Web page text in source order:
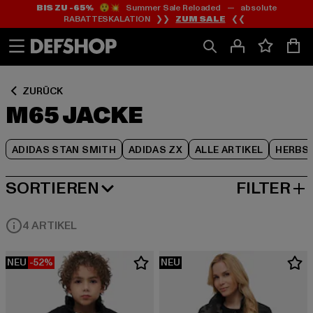
Zum
Inhalt
springen
Zum
Fußzeile
springen
BIS ZU -65%😲💥 Summer Sale Reloaded — absolute
RABATTESKALATION ❯❯ ZUM SALE ❮❮
ZURÜCK
M65 JACKE
ADIDAS STAN SMITH ADIDAS ZX ALLE ARTIKEL
Zum
Produktraster
springen
SORTIEREN
BELIEBTESTE FILTER
4 ARTIKEL
NEU -52% NEU